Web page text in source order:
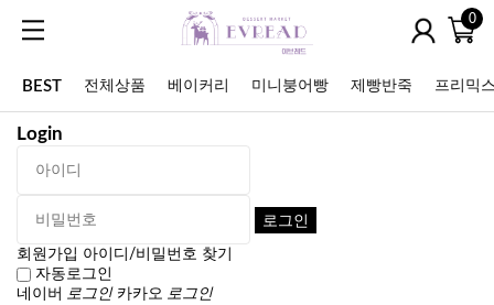
0
BEST 전체상품 베이커리 미니붕어빵 제빵반죽 프리믹
할인상품
Login
회원가입 아이디/비밀번호 찾기
자동로그인
네이버 로그인 카카오 로그인